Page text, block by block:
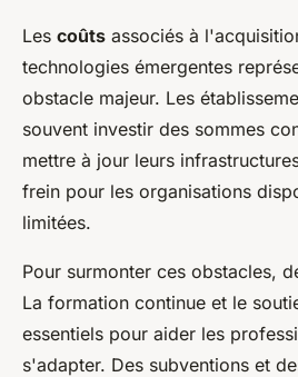
Les coûts associés à
technologies émergentes
obstacle majeur. Les
souvent investir des sommes
mettre à jour leurs
frein pour les organisations
limitées.
Pour surmonter ces obstacles,
La formation continue et le
essentiels pour aider les
s'adapter. Des subventions et